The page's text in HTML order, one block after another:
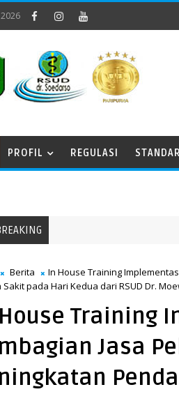
PROFIL REGULASI
Berita
In House Training
Sakit pada Hari Kedua dari RSUD Dr.
Training
Jasa